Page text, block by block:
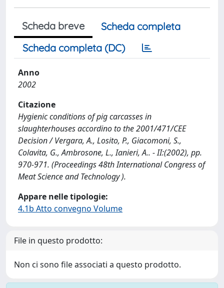
Scheda breve
Scheda completa
Scheda completa (DC)
Anno
2002
Citazione
Hygienic conditions of pig carcasses in
slaughterhouses accordino to the 2001/471/CEE
Decision / Vergara, A., Losito, P., Giacomoni, S.,
Colavita, G., Ambrosone, L., Ianieri, A.. - II:(2002), pp.
970-971. (Proceedings 48th International Congress of
Meat Science and Technology ).
Appare nelle tipologie:
4.1b Atto convegno Volume
File in questo prodotto:
Non ci sono file associati a questo prodotto.